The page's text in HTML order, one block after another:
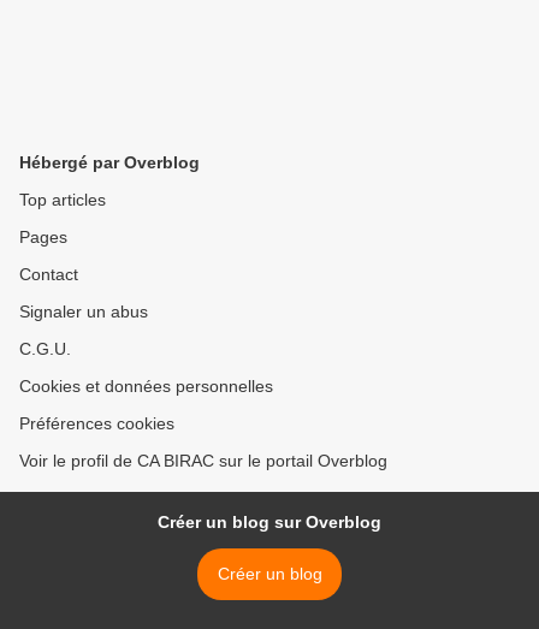
Hébergé par Overblog
Top articles
Pages
Contact
Signaler un abus
C.G.U.
Cookies et données personnelles
Préférences cookies
Voir le profil de CA BIRAC sur le portail Overblog
Créer un blog sur Overblog
Créer un blog